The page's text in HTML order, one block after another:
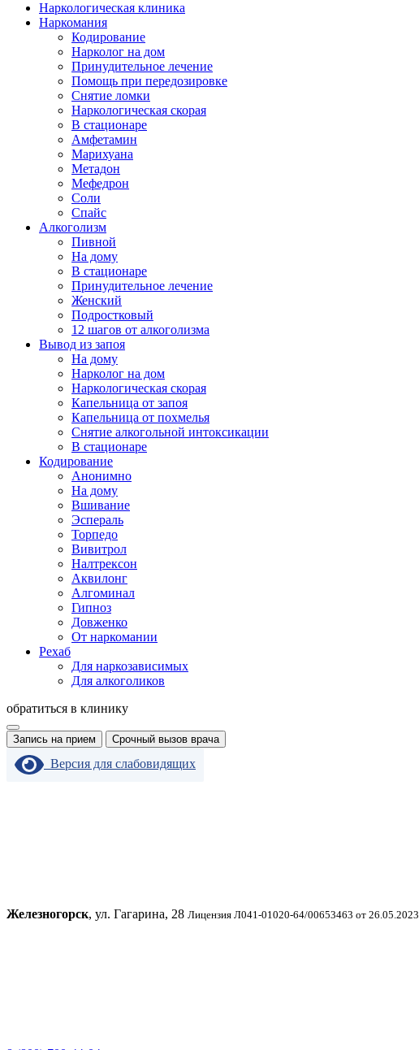
Наркологическая клиника
Наркомания
Кодирование
Нарколог на дом
Принудительное лечение
Помощь при передозировке
Снятие ломки
Наркологическая скорая
В стационаре
Амфетамин
Марихуана
Метадон
Мефедрон
Соли
Спайс
Алкоголизм
Пивной
На дому
В стационаре
Принудительное лечение
Женский
Подростковый
12 шагов от алкоголизма
Вывод из запоя
На дому
Нарколог на дом
Наркологическая скорая
Капельница от запоя
Капельница от похмелья
Снятие алкогольной интоксикации
В стационаре
Кодирование
Анонимно
На дому
Вшивание
Эспераль
Торпедо
Вивитрол
Налтрексон
Аквилонг
Алгоминал
Гипноз
Довженко
От наркомании
Рехаб
Для наркозависимых
Для алкоголиков
обратиться в клинику
Запись на прием Срочный вызов врача
Версия для слабовидящих
Железногорск, ул. Гагарина, 28 Лицензия Л041-01020-64/00653463 от 26.05.2023